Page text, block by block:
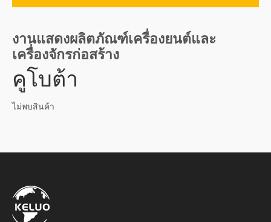
งานแสดงผลิตภัณฑ์เครื่องยนต์และ
เครื่องจักรก่อสร้าง
คูโบต้า
ไม่พบสินค้า